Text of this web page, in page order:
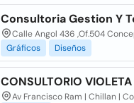
Consultoria Gestion Y
Calle Angol 436 ,Of.504
Gráficos
Diseños
CONSULTORIO VIOLETA
Av Francisco Ram | Chillan |